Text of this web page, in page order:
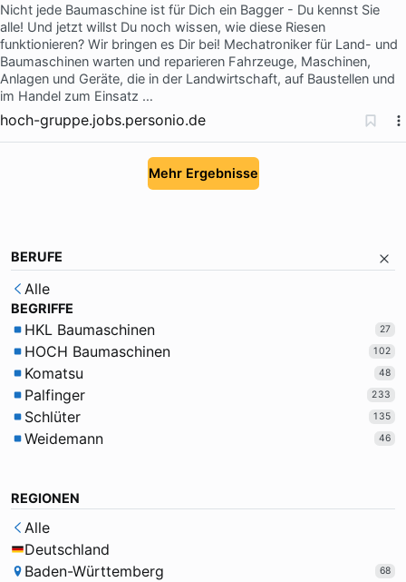
Nicht jede Baumaschine ist für Dich ein Bagger - Du kennst Sie
alle! Und jetzt willst Du noch wissen, wie diese Riesen
funktionieren? Wir bringen es Dir bei! Mechatroniker für Land- und
Baumaschinen warten und reparieren Fahrzeuge, Maschinen,
Anlagen und Geräte, die in der Landwirtschaft, auf Baustellen und
im Handel zum Einsatz …
hoch-gruppe.jobs.personio.de
Mehr Ergebnisse
BERUFE
Alle
BEGRIFFE
HKL Baumaschinen 27
HOCH Baumaschinen 102
Komatsu 48
Palfinger 233
Schlüter 135
Weidemann 46
REGIONEN
Alle
Deutschland
Baden-Württemberg
68